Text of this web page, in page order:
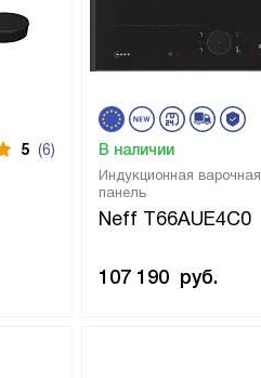
5 (6)
Индукционная варочная
панель
Neff T66AUE4C0
В наличии
107 190 руб.